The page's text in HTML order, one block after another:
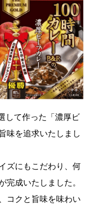
して作った「濃厚ビ
味を追求いたしまし
ズにもこだわり、何
成いたしました。
コクと旨味を味わい